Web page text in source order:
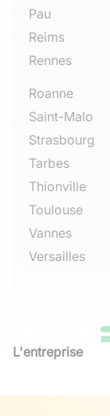
Pau
Reims
Rennes
Roanne
Saint-Malo
Strasbourg
Tarbes
Thionville
Toulouse
Vannes
Versailles
L'entreprise